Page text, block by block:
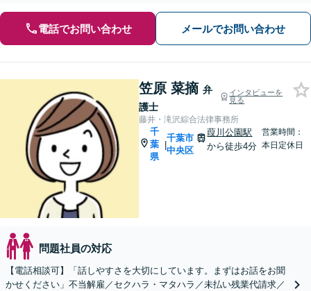
電話でお問い合わせ メールでお問い合わせ
笠原 菜摘 弁
護士
インタビューを
見る
藤井・滝沢綜合法律事務所
千
葉
県
|
千葉市
中央区
葭川公園駅
から徒歩4分
営業時間：
本日定休日
問題社員の対応
【電話相談可】「話しやすさを大切にしています。まずはお話をお聞
かせください」不当解雇／セクハラ・マタハラ／未払い残業代請求／